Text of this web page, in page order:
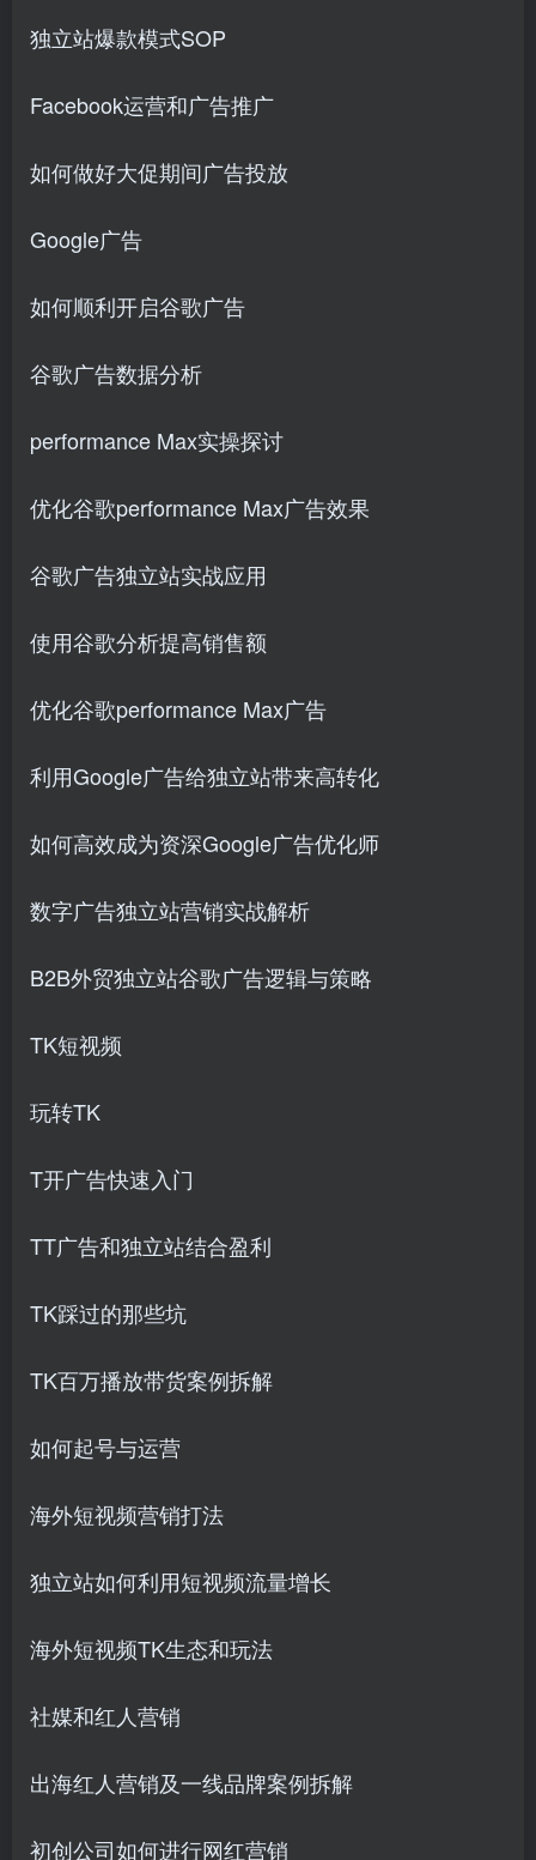
独立站爆款模式SOP
Facebook运营和广告推广
如何做好大促期间广告投放
Google广告
如何顺利开启谷歌广告
谷歌广告数据分析
performance Max实操探讨
优化谷歌performance Max广告效果
谷歌广告独立站实战应用
使用谷歌分析提高销售额
优化谷歌performance Max广告
利用Google广告给独立站带来高转化
如何高效成为资深Google广告优化师
数字广告独立站营销实战解析
B2B外贸独立站谷歌广告逻辑与策略
TK短视频
玩转TK
T开广告快速入门
TT广告和独立站结合盈利
TK踩过的那些坑
TK百万播放带货案例拆解
如何起号与运营
海外短视频营销打法
独立站如何利用短视频流量增长
海外短视频TK生态和玩法
社媒和红人营销
出海红人营销及一线品牌案例拆解
初创公司如何进行网红营销